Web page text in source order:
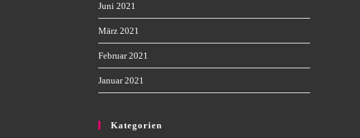
Juni 2021
März 2021
Februar 2021
Januar 2021
Kategorien